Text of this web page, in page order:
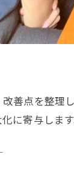
善点を整理
に寄与しま